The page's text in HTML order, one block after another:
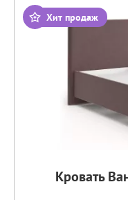
Хит продаж
Кровать